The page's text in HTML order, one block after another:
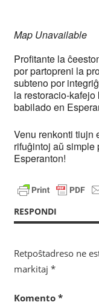
Map Unavailable
Profitante la
por partopreni la
subteno por
la restoracio-kafejo
babilado en
Venu renkonti tiujn
rifuĝintoj aŭ simple
Esperanton!
RESPONDI
Retpoŝtadreso ne
markitaj *
Komento *